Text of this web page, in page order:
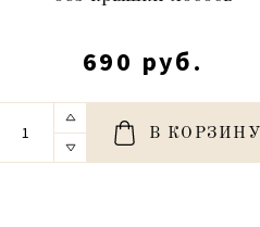
690 руб.
В КОРЗИНУ